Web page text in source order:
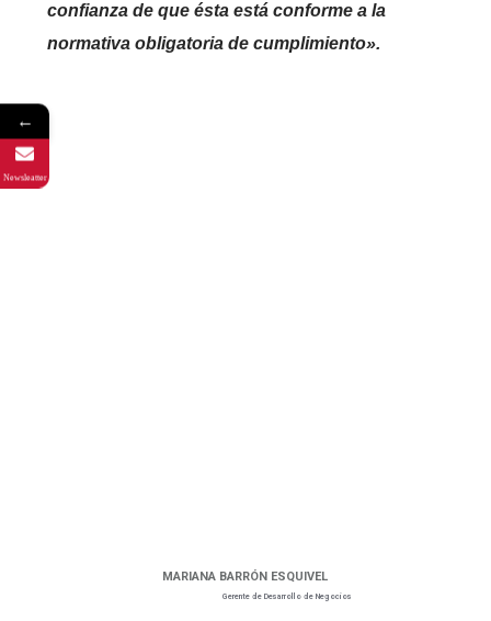
confianza de que ésta está conforme a la
normativa obligatoria de cumplimiento».
MARIANA BARRÓN ESQUIVEL
Gerente de Desarrollo de Negocios
←
Newsleatter